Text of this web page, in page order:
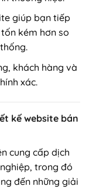
giúp bạn tiếp
kém hơn so
khách hàng và
xác.
kế website bán
cung cấp dịch
trong đó
đến những giải